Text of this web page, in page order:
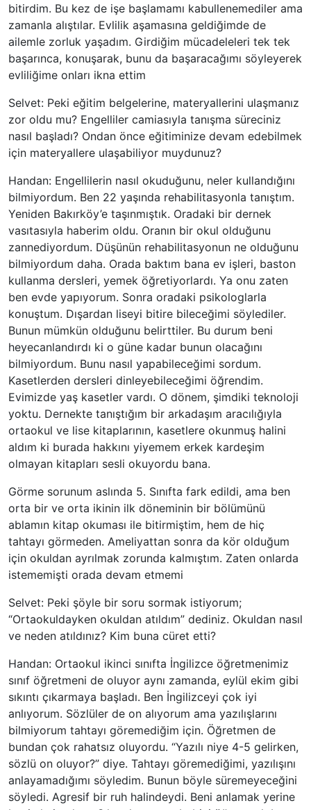
bitirdim. Bu kez de işe başlamamı kabullenemediler ama
zamanla alıştılar. Evlilik aşamasına geldiğimde de
ailemle zorluk yaşadım. Girdiğim mücadeleleri tek tek
başarınca, konuşarak, bunu da başaracağımı söyleyerek
evliliğime onları ikna ettim
Selvet: Peki eğitim belgelerine, materyallerini ulaşmanız
zor oldu mu? Engelliler camiasıyla tanışma süreciniz
nasıl başladı? Ondan önce eğitiminize devam edebilmek
için materyallere ulaşabiliyor muydunuz?
Handan: Engellilerin nasıl okuduğunu, neler kullandığını
bilmiyordum. Ben 22 yaşında rehabilitasyonla tanıştım.
Yeniden Bakırköy’e taşınmıştık. Oradaki bir dernek
vasıtasıyla haberim oldu. Oranın bir okul olduğunu
zannediyordum. Düşünün rehabilitasyonun ne olduğunu
bilmiyordum daha. Orada baktım bana ev işleri, baston
kullanma dersleri, yemek öğretiyorlardı. Ya onu zaten
ben evde yapıyorum. Sonra oradaki psikologlarla
konuştum. Dışardan liseyi bitire bileceğimi söylediler.
Bunun mümkün olduğunu belirttiler. Bu durum beni
heyecanlandırdı ki o güne kadar bunun olacağını
bilmiyordum. Bunu nasıl yapabileceğimi sordum.
Kasetlerden dersleri dinleyebileceğimi öğrendim.
Evimizde yaş kasetler vardı. O dönem, şimdiki teknoloji
yoktu. Dernekte tanıştığım bir arkadaşım aracılığıyla
ortaokul ve lise kitaplarının, kasetlere okunmuş halini
aldım ki burada hakkını yiyemem erkek kardeşim
olmayan kitapları sesli okuyordu bana.
Görme sorunum aslında 5. Sınıfta fark edildi, ama ben
orta bir ve orta ikinin ilk döneminin bir bölümünü
ablamın kitap okuması ile bitirmiştim, hem de hiç
tahtayı görmeden. Ameliyattan sonra da kör olduğum
için okuldan ayrılmak zorunda kalmıştım. Zaten onlarda
istememişti orada devam etmemi
Selvet: Peki şöyle bir soru sormak istiyorum;
“Ortaokuldayken okuldan atıldım” dediniz. Okuldan nasıl
ve neden atıldınız? Kim buna cüret etti?
Handan: Ortaokul ikinci sınıfta İngilizce öğretmenimiz
sınıf öğretmeni de oluyor aynı zamanda, eylül ekim gibi
sıkıntı çıkarmaya başladı. Ben İngilizceyi çok iyi
anlıyorum. Sözlüler de on alıyorum ama yazılışlarını
bilmiyorum tahtayı göremediğim için. Öğretmen de
bundan çok rahatsız oluyordu. “Yazılı niye 4-5 gelirken,
sözlü on oluyor?” diye. Tahtayı göremediğimi, yazılışını
anlayamadığımı söyledim. Bunun böyle süremeyeceğini
söyledi. Agresif bir ruh halindeydi. Beni anlamak yerine